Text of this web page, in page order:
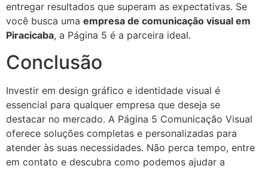
entregar resultados que superam as expectativas. Se
você busca uma empresa de comunicação visual em
Piracicaba, a Página 5 é a parceira ideal.
Conclusão
Investir em design gráfico e identidade visual é
essencial para qualquer empresa que deseja se
destacar no mercado. A Página 5 Comunicação Visual
oferece soluções completas e personalizadas para
atender às suas necessidades. Não perca tempo, entre
em contato e descubra como podemos ajudar a